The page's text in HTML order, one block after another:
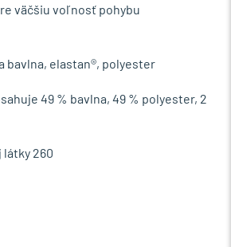
väčšiu voľnosť pohybu
bavlna, elastan®, polyester
49 % bavlna, 49 % polyester, 2
260